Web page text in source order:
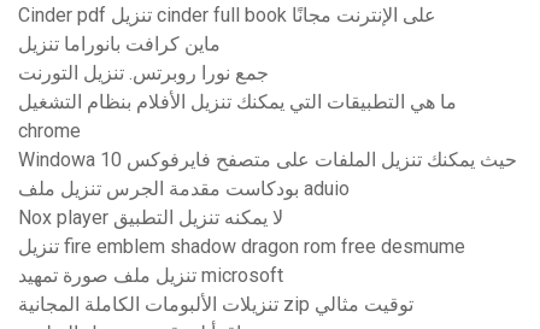
Cinder pdf تنزيل cinder full book على الإنترنت مجانًا
ماين كرافت بانوراما تنزيل
جمع نورا روبرتس. تنزيل التورنت
ما هي التطبيقات التي يمكنك تنزيل الأفلام بنظام التشغيل
chrome
Windowa 10 حيث يمكنك تنزيل الملفات على متصفح فايرفوكس
بودكاست مقدمة الجرس تنزيل ملف aduio
Nox player لا يمكنه تنزيل التطبيق
تنزيل fire emblem shadow dragon rom free desmume
تنزيل ملف صورة تمهيد microsoft
تنزيلات الألبومات الكاملة المجانية zip توقيت مثالي